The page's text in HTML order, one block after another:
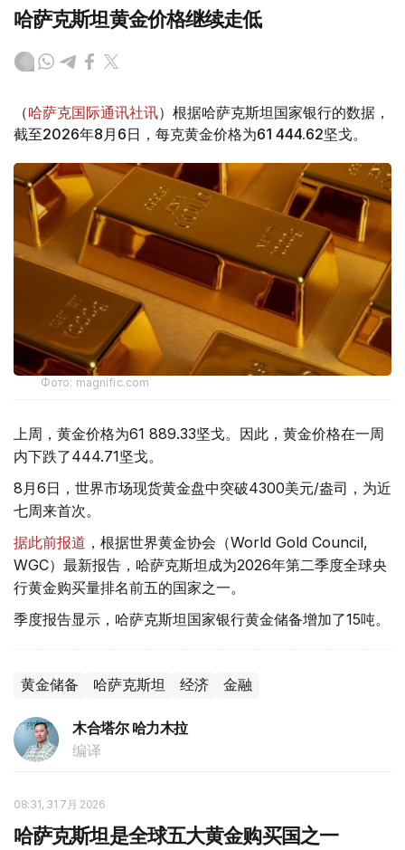
哈萨克斯坦黄金价格继续走低
（哈萨克国际通讯社讯）根据哈萨克斯坦国家银行的数据，
截至2026年8月6日，每克黄金价格为61 444.62坚戈。
Фото: magnific.com
上周，黄金价格为61 889.33坚戈。因此，黄金价格在一周
内下跌了444.71坚戈。
8月6日，世界市场现货黄金盘中突破4300美元/盎司，为近
七周来首次。
据此前报道 ，根据世界黄金协会（World Gold Council,
WGC）最新报告，哈萨克斯坦成为2026年第二季度全球央
行黄金购买量排名前五的国家之一。
季度报告显示，哈萨克斯坦国家银行黄金储备增加了15吨。
黄金储备 哈萨克斯坦 经济 金融
木合塔尔 哈力木拉
编译
08:31, 31 7月 2026
哈萨克斯坦是全球五大黄金购买国之一